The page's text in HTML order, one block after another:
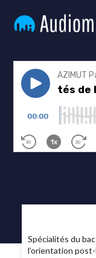
Spécialités du
l’orientation